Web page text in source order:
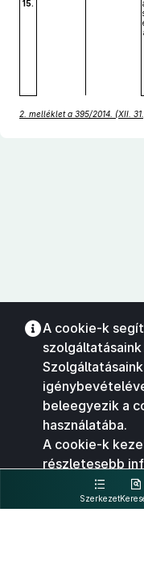
15.
2. melléklet a 395/2014. (XII.
Szerkezet
A cookie-k
Szolgáltatásaink
beleegyezik a
használatába.
A cookie-k
részletesebb
kattintva